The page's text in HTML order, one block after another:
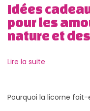
u
é
a
Idées
pour les
nature et
Lire la suite
Pourquoi la licorne